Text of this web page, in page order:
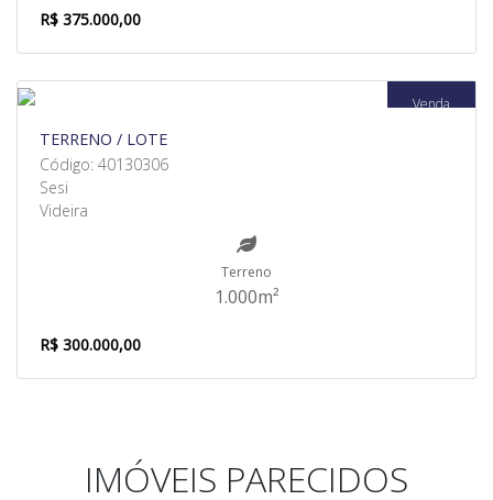
R$ 375.000,00
Venda
TERRENO / LOTE
Código: 40130306
Sesi
Videira
Terreno
1.000m²
R$ 300.000,00
IMÓVEIS PARECIDOS